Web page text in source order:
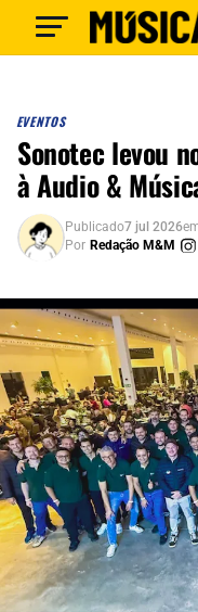
EVENTOS
Sonotec levou
à Audio &
Publicado7 jul 2026
Por Redação M&M